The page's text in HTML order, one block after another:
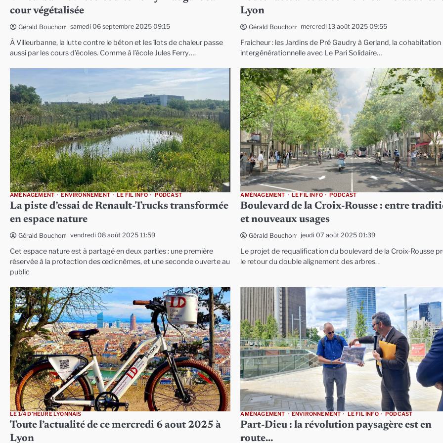
cour végétalisée
Gérald Bouchon samedi 06 septembre 2025 09:15
À Villeurbanne, la lutte contre le béton et les îlots de chaleur passe
aussi par les cours d’écoles. Comme à l’école Jules Ferry….
Lyon
Gérald Bouchon mercredi 13 août 2025 09:55
Fraicheur : les Jardins de Pré Gaudry à Gerland, la cohabitation
intergénérationnelle avec Le Pari Solidaire…
AMÉNAGEMENT ENVIRONNEMENT LE FIL INFO PODCAST
La piste d’essai de Renault-Trucks transformée
en espace nature
Gérald Bouchon vendredi 08 août 2025 11:59
Cet espace nature est à partagé en deux parties : une première
réservée à la protection des œdicnèmes, et une seconde ouverte au
public
AMÉNAGEMENT LE FIL INFO PODCAST
Boulevard de la Croix-Rousse : entre
et nouveaux usages
Gérald Bouchon jeudi 07 août 2025 01:39
Le projet de requalification du boulevard de la Croix-Rousse
le retour du double alignement des arbres. .
LE 1/4 D'HEURE LYONNAIS
Toute l’actualité de ce mercredi 6 aout 2025 à
Lyon
AMÉNAGEMENT ENVIRONNEMENT LE FIL INFO PODCAST
Part-Dieu : la révolution paysagère est en
route…